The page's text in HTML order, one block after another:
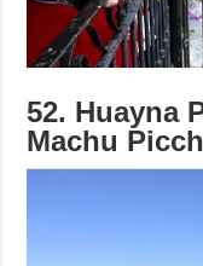
52. Huayna
Machu